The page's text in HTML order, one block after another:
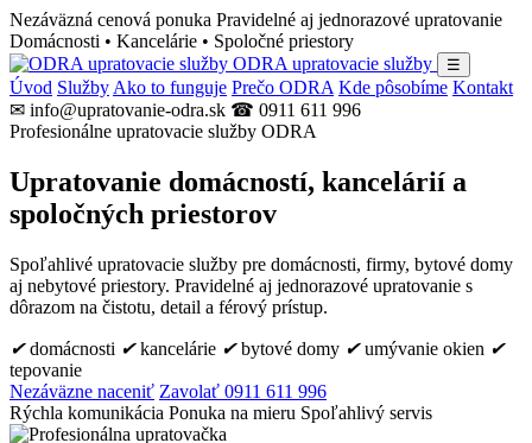
Nezáväzná cenová ponuka Pravidelné aj jednorazové upratovanie
Domácnosti • Kancelárie • Spoločné priestory
ODRA upratovacie služby
☰
Úvod Služby Ako to funguje Prečo ODRA Kde pôsobíme Kontakt
✉ info@upratovanie-odra.sk ☎ 0911 611 996
Profesionálne upratovacie služby ODRA
Upratovanie domácností, kancelárií a
spoločných priestorov
Spoľahlivé upratovacie služby pre domácnosti, firmy, bytové domy
aj nebytové priestory. Pravidelné aj jednorazové upratovanie s
dôrazom na čistotu, detail a férový prístup.
✔domácnosti ✔kancelárie ✔bytové domy ✔umývanie okien ✔
tepovanie
Nezáväzne naceniť Zavolať 0911 611 996
Rýchla komunikácia Ponuka na mieru Spoľahlivý servis